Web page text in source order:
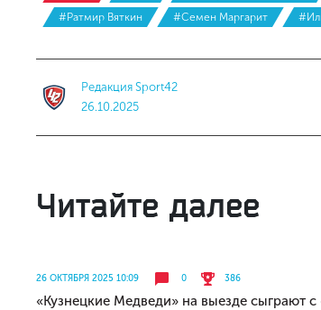
#Ратмир Вяткин
#Семен Маргарит
Редакция Sport42
26.10.2025
Читайте далее
26 ОКТЯБРЯ 2025 10:09 0 386
«Кузнецкие Медведи» на выезде сыграют